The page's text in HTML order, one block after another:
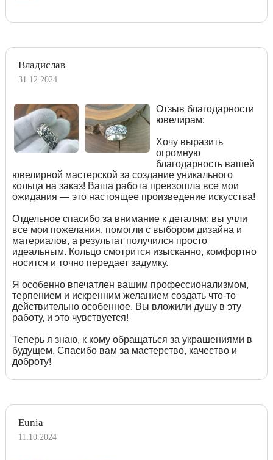
Владислав
31.12.2024
Отзыв благодарности
ювелирам:
Хочу выразить
огромную
благодарность вашей
ювелирной мастерской за создание уникального
кольца на заказ! Ваша работа превзошла все мои
ожидания — это настоящее произведение искусства!
Отдельное спасибо за внимание к деталям: вы учли
все мои пожелания, помогли с выбором дизайна и
материалов, а результат получился просто
идеальным. Кольцо смотрится изысканно, комфортно
носится и точно передает задумку.
Я особенно впечатлен вашим профессионализмом,
терпением и искренним желанием создать что-то
действительно особенное. Вы вложили душу в эту
работу, и это чувствуется!
Теперь я знаю, к кому обращаться за украшениями в
будущем. Спасибо вам за мастерство, качество и
доброту!
Eunia
11.10.2024